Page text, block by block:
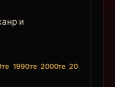
и
1990те 2000те 2010те